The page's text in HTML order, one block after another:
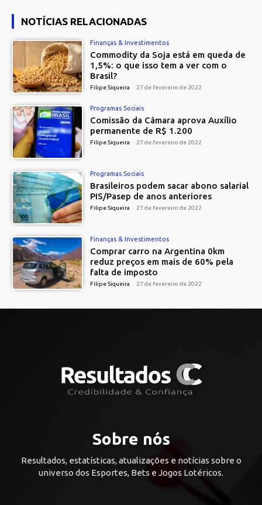
NOTÍCIAS RELACIONADAS
Finanças & Investimentos
Commodity da Soja está em queda de
1,5%: o que isso tem a ver com o
Brasil?
Filipe Siqueira - 27 de fevereiro de 2022
Programas Sociais
Comissão da Câmara aprova Auxílio
permanente de R$ 1.200
Filipe Siqueira - 27 de fevereiro de 2022
Programas Sociais
Brasileiros podem sacar abono salarial
PIS/Pasep de anos anteriores
Filipe Siqueira - 27 de fevereiro de 2022
Finanças & Investimentos
Comprar carro na Argentina 0km
reduz preços em mais de 60% pela
falta de imposto
Filipe Siqueira - 27 de fevereiro de 2022
Sobre nós
Resultados, estatísticas, atualizações e notícias sobre o
universo dos Esportes, Bets e Jogos Lotéricos.